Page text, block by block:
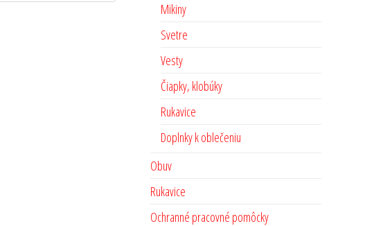
Mikiny
Svetre
Vesty
Čiapky, klobúky
Rukavice
Doplnky k oblečeniu
Obuv
Rukavice
Ochranné pracovné pomôcky